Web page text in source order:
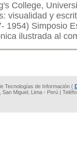
College,
visualidad y
1954) Simposio
ilustrada al
Tecnologías de Información (
San Miguel, Lima - Perú |